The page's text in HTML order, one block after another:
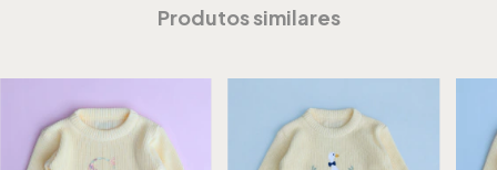
Produtos similares